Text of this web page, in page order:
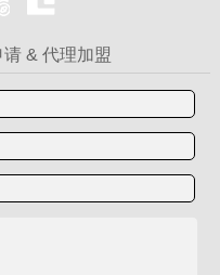
& 代理加盟